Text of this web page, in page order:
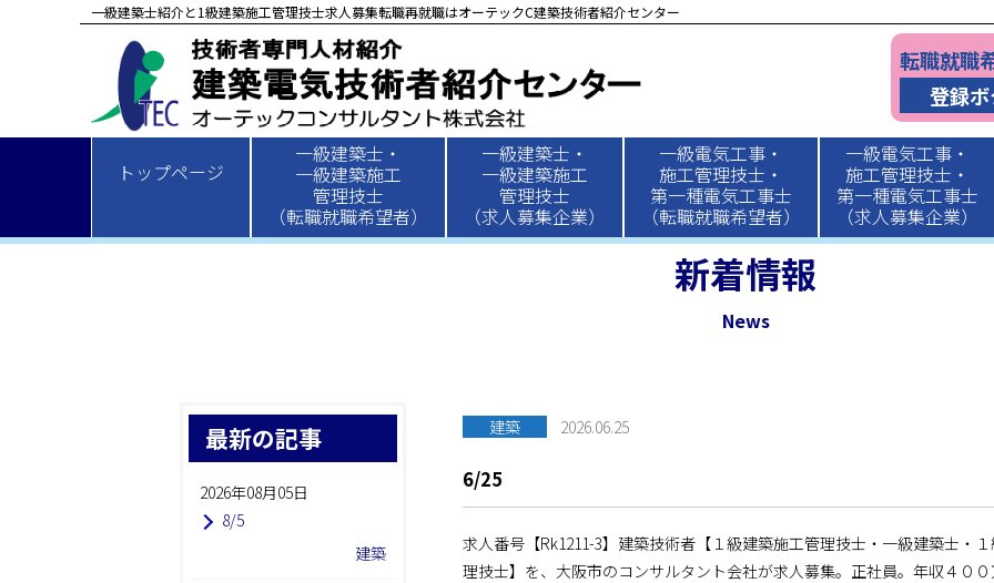
一級建築士紹介と1級建築施工管理技士求人募集転職再就職はオーテックC建築技術者紹介センター
転職就職
登録
トップページ
一級建築士・
一級建築施工
管理技士
（転職就職希望者）
一級建築士・
一級建築施工
管理技士
（求人募集企業）
一級電気工事・
施工管理技士・
第一種電気工事士
（転職就職希望者）
一級電気工事・
施工管理技士・
第一種電気工事士
（求人募集企業）
HOME 新着情報 > 6/25
新着情報
News
建築 2026.06.25
6/25
求人番号【Rk1211-3】建築技術者【１級建築施工管理技士・一級建築士・
理技士】を、大阪市のコンサルタント会社が求人募集。正社員。年収４０
最新の記事
2026年08月05日
8/5
建築